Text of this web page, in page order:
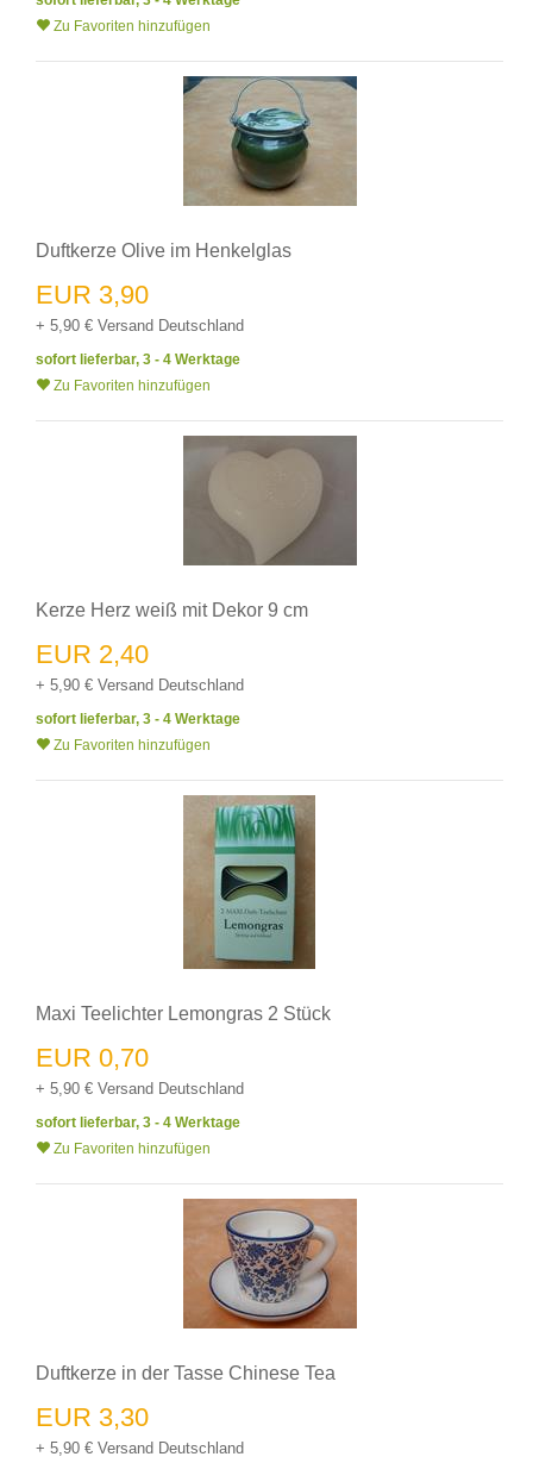
Zu Favoriten hinzufügen
Duftkerze Olive im Henkelglas
EUR 3,90
+ 5,90 € Versand Deutschland
sofort lieferbar, 3 - 4 Werktage
Zu Favoriten hinzufügen
Kerze Herz weiß mit Dekor 9 cm
EUR 2,40
+ 5,90 € Versand Deutschland
sofort lieferbar, 3 - 4 Werktage
Zu Favoriten hinzufügen
Maxi Teelichter Lemongras 2 Stück
EUR 0,70
+ 5,90 € Versand Deutschland
sofort lieferbar, 3 - 4 Werktage
Zu Favoriten hinzufügen
Duftkerze in der Tasse Chinese Tea
EUR 3,30
+ 5,90 € Versand Deutschland